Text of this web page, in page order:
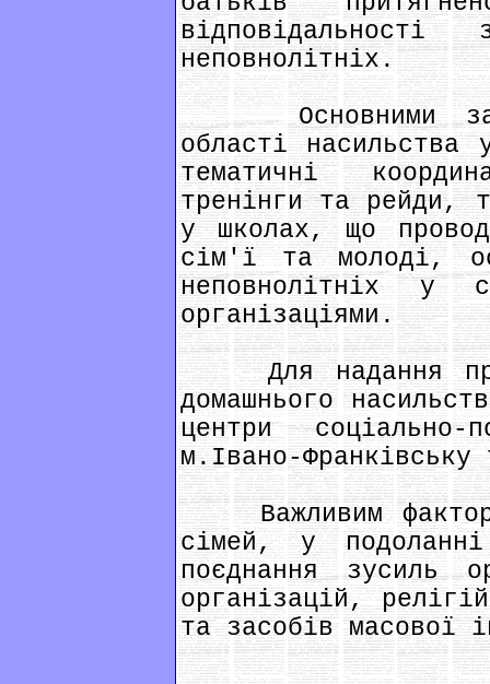
неповнолітніх.
Основними
області
тематичні
тренінги та рейди,
у школах, що
сім'ї та молоді,
неповнолітніх у
організаціями.
Для надання
домашнього
центри соціально-
м.Івано-
Важливим
сімей, у
поєднання зусиль
організацій,
та засобів масової